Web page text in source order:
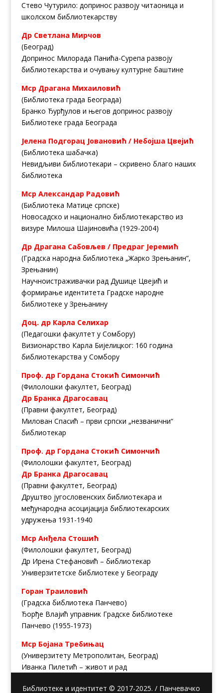
Стево Чутурило: допринос развоју читаоница и
школском библиотекарству
Др Светлана Мирчов
(Београд)
Допринос Милорада Панића-Сурепа развоју
библиотекарствa и очувању културне баштине
Мср Драгана Михаиловић
(Библиотека града Београда)
Бранко Ђурђулов и његов допринос развоју
Библиотеке града Београда
Јелена Подгорац Јовановић / Небојша Цвејић
(Библиотека шабачка)
Невидљиви библиотекари – скривено благо наших
библиотека
Мср Александар Радовић
(Библиотека Матице српске)
Новосадско и национално библиотекарство из
визуре Милоша Шајиновића (1929-2004)
Др Драгана Сабовљев / Предраг Јеремић
(Градска народна библиотека „Жарко Зрењанин“,
Зрењанин)
Научноистраживачки рад Душице Цвејић и
формирање идентитета Градске народне
библиотеке у Зрењанину
Доц. др Карла Селихар
(Педагошки факултет у Сомбору)
Визионарство Карла Бијелицког: 160 година
библиотекарства у Сомбору
Проф. др Гордана Стокић Симончић
(Филолошки факултет, Београд)
Др Бранка Драгосавац
(Правни факултет, Београд)
Милован Спасић – први српски „незванични“
библиотекар
Проф. др Гордана Стокић Симончић
(Филолошки факултет, Београд)
Др Бранка Драгосавац
(Правни факултет, Београд)
Друштво југословенских библиотекара и
међународна асоцијација библиотекарских
удружења 1931-1940
Mср Анђела Стошић
(Филолошки факултет, Београд)
Др Ирена Стефановић – библиотекар
Универзитетске библиотеке у Београду
Горан Траиловић
(Градска библиотека Панчево)
Ђорђе Влајић управник Градске библиотеке
Панчево (1955-1973)
Мср Бојана Требињац
(Универзитету Метрополитан, Београд)
Иванка Пилетић – живот и рад
Библиотеке и идентитет © 2017-2025. / Панчевачко